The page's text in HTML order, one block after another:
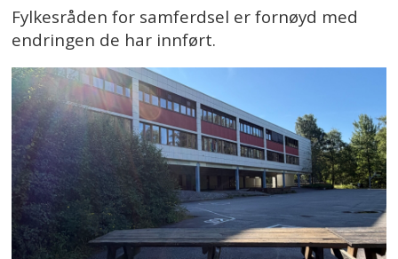
Fylkesråden for samferdsel er fornøyd med
endringen de har innført.